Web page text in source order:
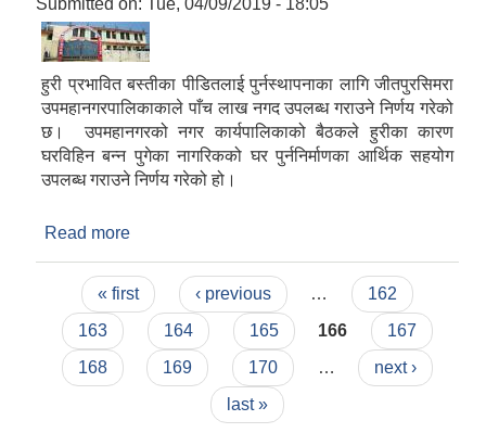
Submitted on: Tue, 04/09/2019 - 18:05
हुरी प्रभावित बस्तीका पीडितलाई पुर्नस्थापनाका लागि जीतपुरसिमरा
उपमहानगरपालिकाकाले पाँच लाख नगद उपलब्ध गराउने निर्णय गरेको
छ। उपमहानगरको नगर कार्यपालिकाको बैठकले हुरीका कारण
घरविहिन बन्न पुगेका नागरिकको घर पुर्ननिर्माणका आर्थिक सहयोग
उपलब्ध गराउने निर्णय गरेको हो।
Read more
Pages« first ‹ previous …
162
163
164 165 166
167
168
169 170 …
next ›
last »